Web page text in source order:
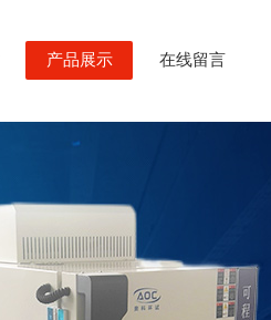
产品展示 在线留言